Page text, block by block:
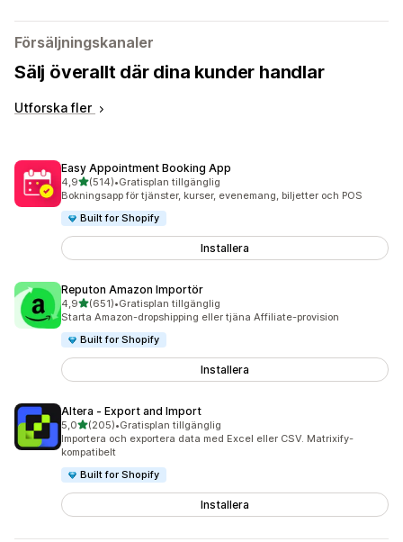
Försäljningskanaler
Sälj överallt där dina kunder handlar
Utforska fler
Easy Appointment Booking App
4,9av 5 stjärnor
(514)
514 recensioner totalt
•Gratisplan tillgänglig
Bokningsapp för tjänster, kurser, evenemang, biljetter och POS
Built for Shopify
Installera
Reputon Amazon Importör
4,9av 5 stjärnor
(651)
651 recensioner totalt
•Gratisplan tillgänglig
Starta Amazon-dropshipping eller tjäna Affiliate-provision
Built for Shopify
Installera
Altera ‑ Export and Import
5,0av 5 stjärnor
(205)
205 recensioner totalt
•Gratisplan tillgänglig
Importera och exportera data med Excel eller CSV. Matrixify-
kompatibelt
Built for Shopify
Installera